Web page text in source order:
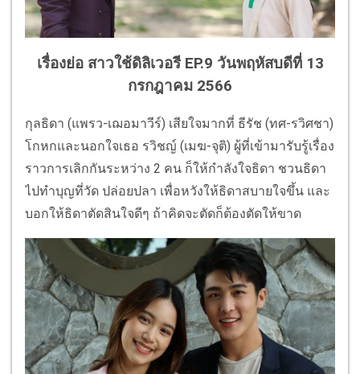
เรื่องย่อ สาวใช้ดิลิเวอรี EP.9 วันพฤหัสบดีที่ 13
กรกฎาคม 2566
กุลธิดา (แพรว-เฌอมาวีร์) เสียใจมากที่ ธีรัช (ทศ-รวิศชา)
โกหกและนอกใจเธอ รวิชญ์ (เมฆ-จุติ) ผู้ที่เข้ามารับรู้เรื่อง
ราวการเลิกกันระหว่าง 2 คน ก็ให้กำลังใจธิดา ชวนธิดา
ไปทำบุญที่วัด ปล่อยปลา เพื่อหวังให้ธิดาสบายใจขึ้น และ
บอกให้ธิดาตัดสินใจดีๆ ถ้าคิดจะตัดก็ต้องตัดให้ขาด